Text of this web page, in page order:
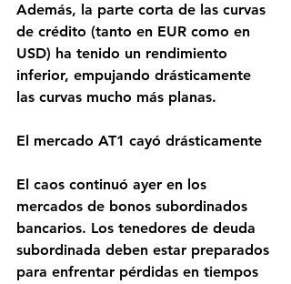
Además, la parte corta de las curvas
de crédito (tanto en EUR como en
USD) ha tenido un rendimiento
inferior, empujando drásticamente
las curvas mucho más planas.
El mercado AT1 cayó drásticamente
El caos continuó ayer en los
mercados de bonos subordinados
bancarios. Los tenedores de deuda
subordinada deben estar preparados
para enfrentar pérdidas en tiempos